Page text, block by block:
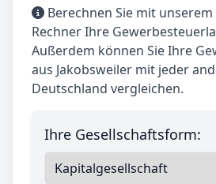
Berechnen Sie mit
Rechner Ihre
Außerdem können Sie Ihre
aus Jakobsweiler mit jeder
Deutschland vergleichen.
Ihre Gesellschaftsform: